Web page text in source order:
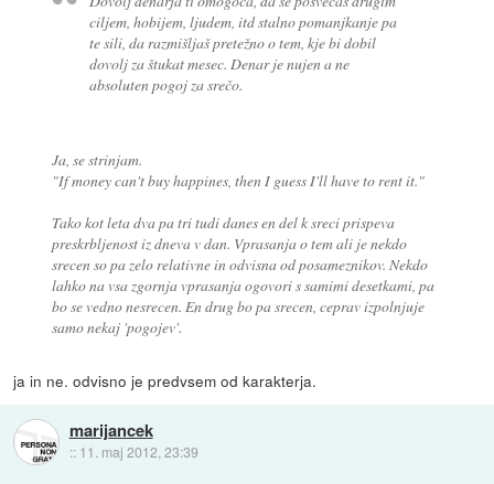
ciljem, hobijem, ljudem, itd stalno pomanjkanje pa
te sili, da razmišljaš pretežno o tem, kje bi dobil
dovolj za štukat mesec. Denar je nujen a ne
absoluten pogoj za srečo.
Ja, se strinjam.
"If money can't buy happines, then I guess I'll have to rent it."
Tako kot leta dva pa tri tudi danes en del k sreci prispeva
preskrbljenost iz dneva v dan. Vprasanja o tem ali je nekdo
srecen so pa zelo relativne in odvisna od posameznikov. Nekdo
lahko na vsa zgornja vprasanja ogovori s samimi desetkami, pa
bo se vedno nesrecen. En drug bo pa srecen, ceprav izpolnjuje
samo nekaj 'pogojev'.
ja in ne. odvisno je predvsem od karakterja.
marijancek
:: 11. maj 2012, 23:39